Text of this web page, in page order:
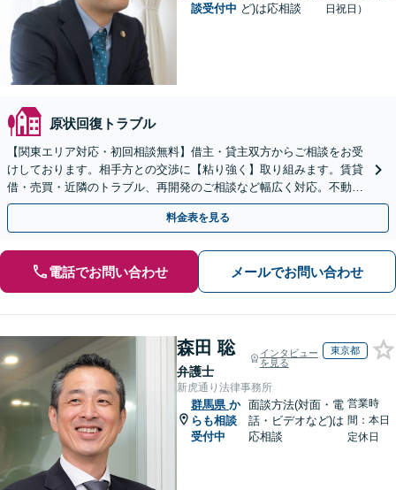
談受付中 ど)は応相談
日祝日）
原状回復トラブル
【関東エリア対応・初回相談無料】借主・貸主双方からご相談をお受
けしております。相手方との交渉に【粘り強く】取り組みます。賃貸
借・売買・近隣のトラブル、再開発のご相談など幅広く対応。不動産
問題は複雑化しやすいためお早めに弁護士にご相談ください
料金表を見る
電話でお問い合わせ メールでお問い合わせ
森田 聡
弁護士
インタビュー
を見る
東京都
新虎通り法律事務所
群馬県 か
らも相談
受付中
面談方法(対面・電
話・ビデオなど)は
応相談
営業時
間：本日
定休日